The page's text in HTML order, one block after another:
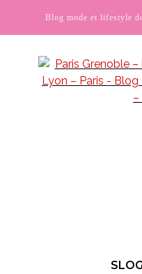
Blog mode et lifestyle